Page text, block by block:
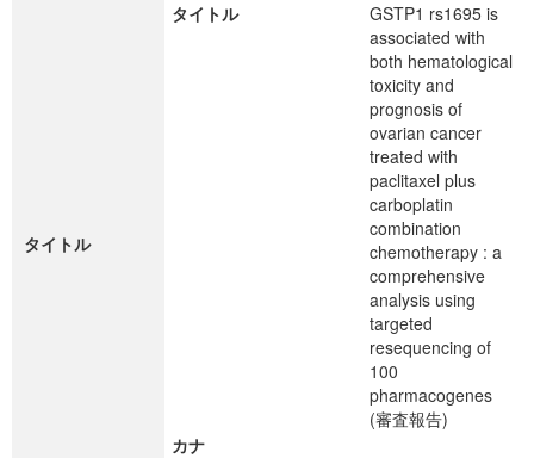
タイトル
タイトル
GSTP1 rs1695 is
associated with
both hematological
toxicity and
prognosis of
ovarian cancer
treated with
paclitaxel plus
carboplatin
combination
chemotherapy : a
comprehensive
analysis using
targeted
resequencing of
100
pharmacogenes
(審査報告)
カナ